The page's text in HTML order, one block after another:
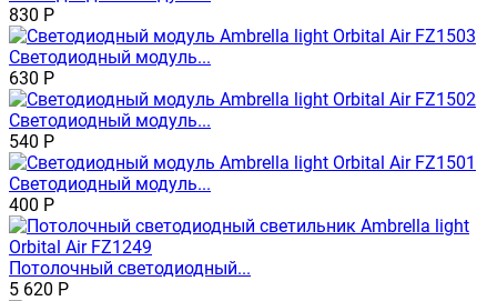
830 Р
Светодиодный модуль...
630 Р
Светодиодный модуль...
540 Р
Светодиодный модуль...
400 Р
Потолочный светодиодный...
5 620 Р